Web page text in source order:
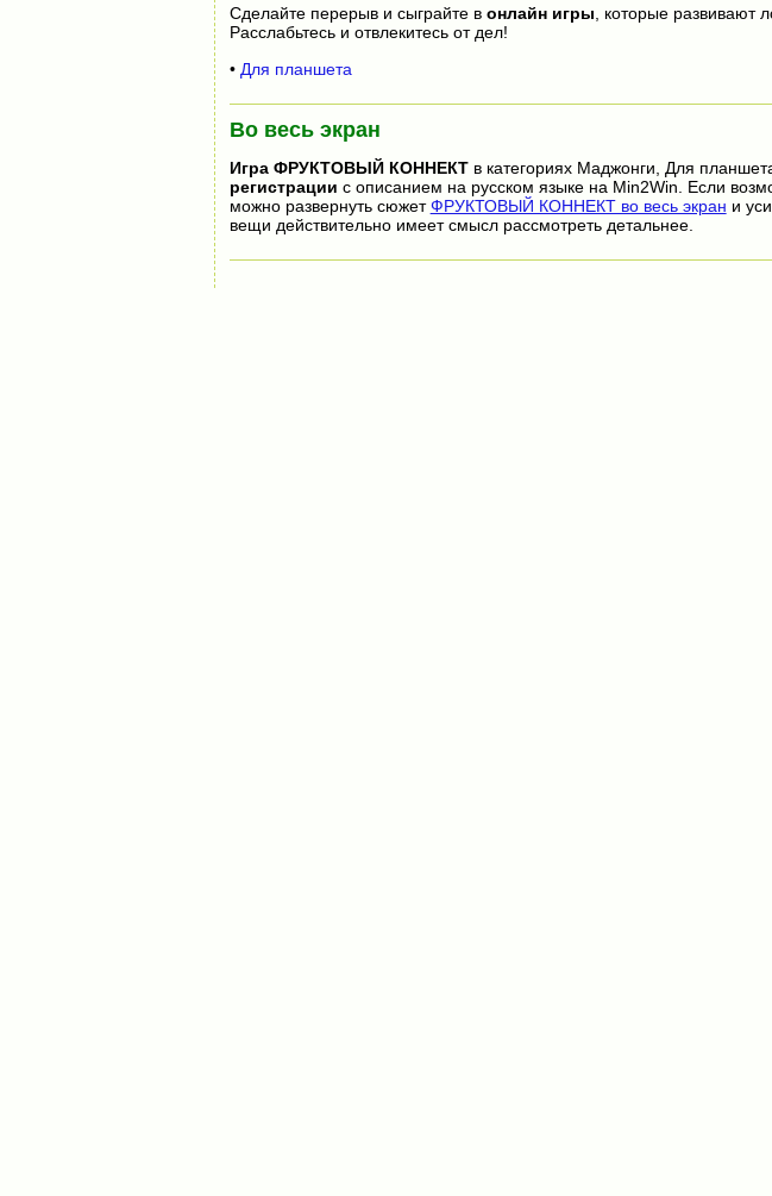
Сделайте перерыв и сыграйте в онлайн игры, которые развивают
Расслабьтесь и отвлекитесь от дел!
• Для планшета
Во весь экран
Игра ФРУКТОВЫЙ КОННЕКТв категориях Маджонги, Для
регистрации с описанием на русском языке на Min2Win. Если
можно развернуть сюжетФРУКТОВЫЙ КОННЕКТ во весь экран и
вещи действительно имеет смысл рассмотреть детальнее.